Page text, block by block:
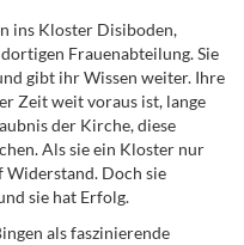
ins Kloster Disiboden,
Frauenabteilung. Sie
gibt ihr Wissen weiter. Ihre
Zeit weit voraus ist, lange
der Kirche, diese
Als sie ein Kloster nur
Widerstand. Doch sie
sie hat Erfolg.
als faszinierende